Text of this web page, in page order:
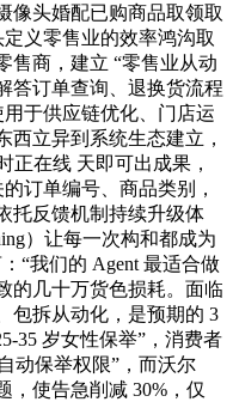
像头婚配已购商品取领取
义零售业的效率鸿沟取
售商，建立 “零售业从动
答订单查询、退换货流程
于供应链优化、门店运
西立异到系统生态建立，
正在线 天即可出成果，
订单编号、商品类别，
托反馈机制持续升级体
）让每一次构和都成为
“我们的 Agent 最适合做
的几十万货色损耗。面临
包拆从动化，是预期的 3
35 岁女性保举”，消费者
动保举权限”，而沃尔
，使告急削减 30%，仅